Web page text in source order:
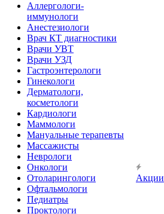
Аллергологи-
иммунологи
Анестезиологи
Врач КТ диагностики
Врачи УВТ
Врачи УЗД
Гастроэнтерологи
Гинекологи
Дерматологи,
косметологи
Кардиологи
Маммологи
Мануальные терапевты
Массажисты
Неврологи
Онкологи
Отоларингологи
Офтальмологи
Педиатры
Проктологи
Акции